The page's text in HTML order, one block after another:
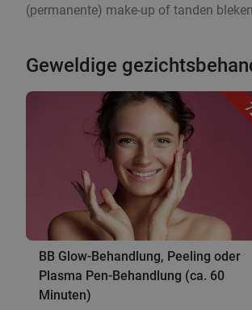
(permanente) make-up of tanden
Geweldige
BB Glow-Behandlung, Peeling oder
Plasma Pen-Behandlung (ca. 60
Minuten)